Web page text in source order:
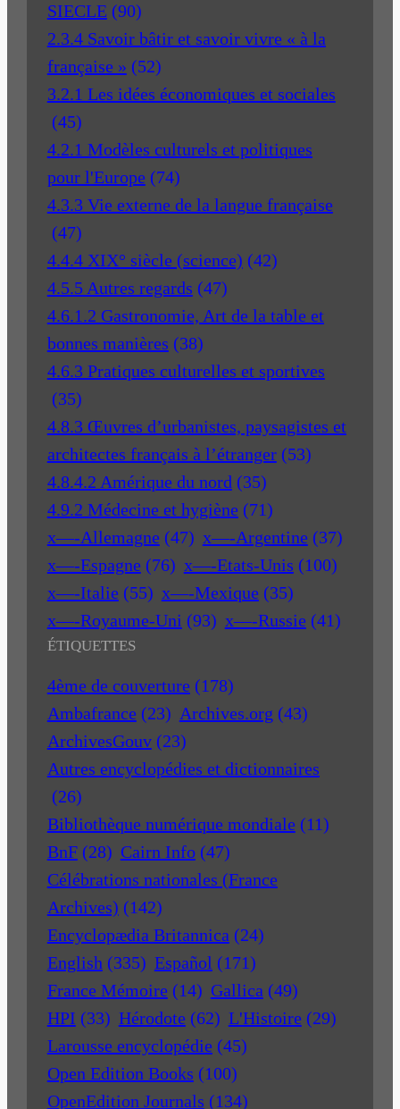
SIECLE (90)
2.3.4 Savoir bâtir et savoir vivre « à la
française » (52)
3.2.1 Les idées économiques et sociales
(45)
4.2.1 Modèles culturels et politiques
pour l'Europe (74)
4.3.3 Vie externe de la langue française
(47)
4.4.4 XIX° siècle (science) (42)
4.5.5 Autres regards (47)
4.6.1.2 Gastronomie, Art de la table et
bonnes manières (38)
4.6.3 Pratiques culturelles et sportives
(35)
4.8.3 Œuvres d’urbanistes, paysagistes et
architectes français à l’étranger (53)
4.8.4.2 Amérique du nord (35)
4.9.2 Médecine et hygiène (71)
x—-Allemagne (47) x—-Argentine (37)
x—-Espagne (76) x—-Etats-Unis (100)
x—-Italie (55) x—-Mexique (35)
x—-Royaume-Uni (93) x—-Russie (41)
ÉTIQUETTES
4ème de couverture (178)
Ambafrance (23) Archives.org (43)
ArchivesGouv (23)
Autres encyclopédies et dictionnaires
(26)
Bibliothèque numérique mondiale (11)
BnF (28) Cairn Info (47)
Célébrations nationales (France
Archives) (142)
Encyclopædia Britannica (24)
English (335) Español (171)
France Mémoire (14) Gallica (49)
HPI (33) Hérodote (62) L'Histoire (29)
Larousse encyclopédie (45)
Open Edition Books (100)
OpenEdition Journals (134)